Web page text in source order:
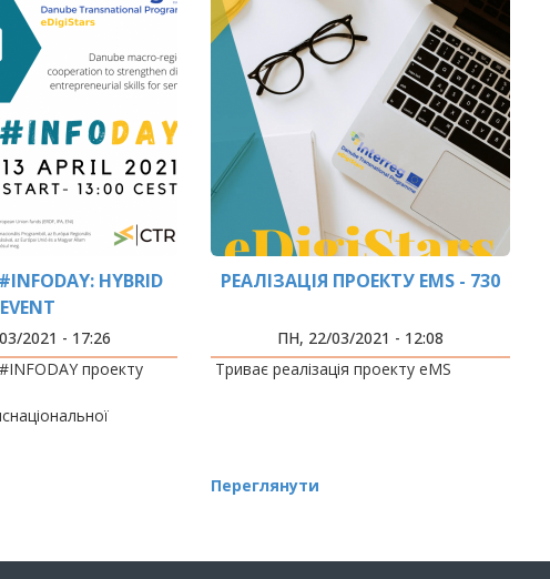
HYBRID
EVENT
2021 - 17:26
проекту
РЕАЛІЗАЦІЯ ПРОЕКТУ EMS - 730
ПН, 22/03/2021 - 12:08
Триває реалізація проекту eMS
Переглянути